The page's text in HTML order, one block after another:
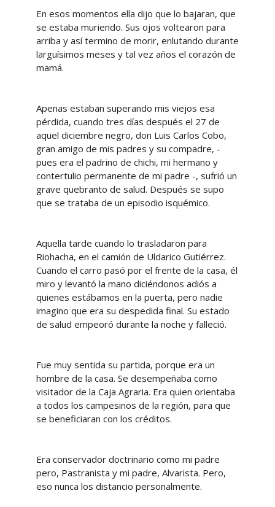
En esos momentos ella dijo que lo bajaran, que
se estaba muriendo. Sus ojos voltearon para
arriba y así termino de morir, enlutando durante
larguísimos meses y tal vez años el corazón de
mamá.
Apenas estaban superando mis viejos esa
pérdida, cuando tres días después el 27 de
aquel diciembre negro, don Luis Carlos Cobo,
gran amigo de mis padres y su compadre, -
pues era el padrino de chichi, mi hermano y
contertulio permanente de mi padre -, sufrió un
grave quebranto de salud. Después se supo
que se trataba de un episodio isquémico.
Aquella tarde cuando lo trasladaron para
Riohacha, en el camión de Uldarico Gutiérrez.
Cuando el carro pasó por el frente de la casa, él
miro y levantó la mano diciéndonos adiós a
quienes estábamos en la puerta, pero nadie
imagino que era su despedida final. Su estado
de salud empeoró durante la noche y falleció.
Fue muy sentida su partida, porque era un
hombre de la casa. Se desempeñaba como
visitador de la Caja Agraria. Era quien orientaba
a todos los campesinos de la región, para que
se beneficiaran con los créditos.
Era conservador doctrinario como mi padre
pero, Pastranista y mi padre, Alvarista. Pero,
eso nunca los distancio personalmente.